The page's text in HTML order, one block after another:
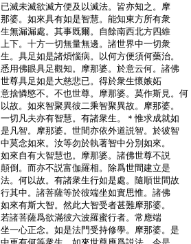
已滅未滅欲滅方便及以滅法。皆亦知之。摩
那婆。如來具有如是智慧。能知東方所有衆
生無漏漏處。其事既爾。自餘南西北方四維
上下。十方一切無量無邊。諸世界中一切衆
生。具足如是諸煩惱病。以何方便須何藥治。
悉用佛眼具足觀知。摩那婆。於意云何。諸佛
世尊具足如是大慈悲已。得於衆生懷嫉妬
意捨憐愍不。不也世尊。摩那婆。莫作斯見。何
以故。如來智聚異彼二乘智聚異故。摩那婆。
一切凡夫亦有智慧。有諸衆生。＊惟求成就如
是凡智。摩那婆。世間亦依外道説智。於彼智
中莫念如來。汝等勿於執著智中分別如來。
如來自有大智慧也。摩那婆。諸佛世尊不説
顛倒。而亦不説富伽羅相。除爲世間建立是
法。何以故。有諸衆生行如是處。隨順世間故
行其中。諸菩薩等於彼端坐如實思惟。諸佛
如來有斯大智。然此大智受者甚難摩那婆。
若諸菩薩爲欲滿彼六波羅蜜行者。常應端
坐一心正念。如是法門受持修學。摩那婆。是